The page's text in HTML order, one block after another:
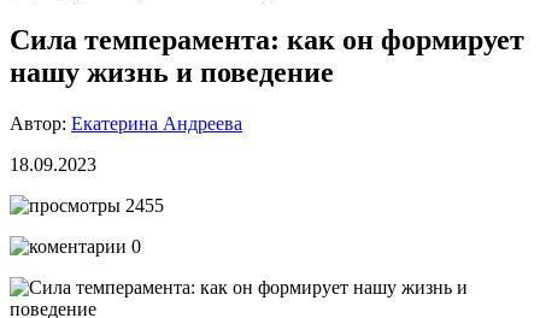
Сила темперамента: как он формирует
нашу жизнь и поведение
Автор: Екатерина Андреева
18.09.2023
2455
0